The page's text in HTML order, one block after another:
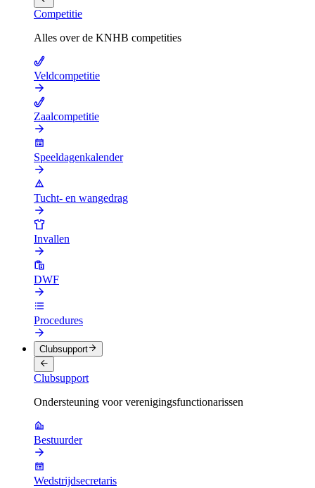
Competitie
Alles over de KNHB competities
Veldcompetitie
Zaalcompetitie
Speeldagenkalender
Tucht- en wangedrag
Invallen
DWF
Procedures
Clubsupport
Clubsupport
Ondersteuning voor verenigingsfunctionarissen
Bestuurder
Wedstrijdsecretaris